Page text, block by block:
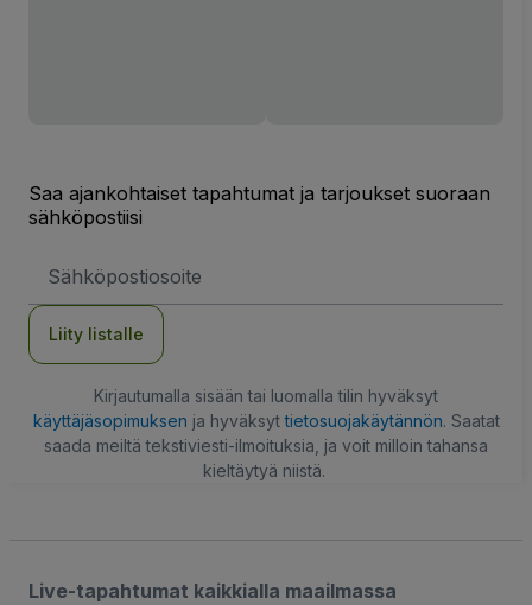
Saa ajankohtaiset tapahtumat ja tarjoukset suoraan
sähköpostiisi
Liity listalle
Kirjautumalla sisään tai luomalla tilin hyväksyt
käyttäjäsopimuksen ja hyväksyttietosuojakäytännön. Saatat
saada meiltä tekstiviesti-ilmoituksia, ja voit milloin tahansa
kieltäytyä niistä.
Live-tapahtumat kaikkialla maailmassa